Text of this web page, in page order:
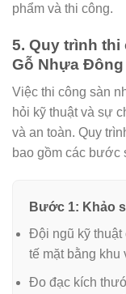
phẩm và thi công.
5. Quy trình
Gỗ Nhựa
Việc thi công sàn
hỏi kỹ thuật và sự
và an toàn. Quy
bao gồm các bước
Bước 1: Khảo
Đội ngũ kỹ
tế mặt bằng khu
Đo đạc kích